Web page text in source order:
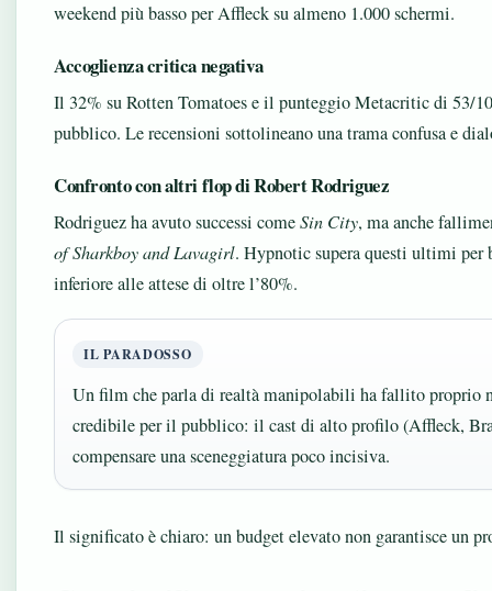
weekend più basso per Affleck su almeno 1.000 schermi.
Accoglienza critica negativa
Il 32% su Rotten Tomatoes e il punteggio Metacritic di 53/
pubblico. Le recensioni sottolineano una trama confusa e
Confronto con altri flop di Robert Rodriguez
Rodriguez ha avuto successi comeSin City, ma anche
of Sharkboy and Lavagirl. Hypnotic supera questi ultimi per
inferiore alle attese di oltre l’80%.
IL PARADOSSO
Un film che parla di realtà manipolabili ha fallito proprio
credibile per il pubblico: il cast di alto profilo (Affleck,
compensare una sceneggiatura poco incisiva.
Il significato è chiaro: un budget elevato non garantisce un